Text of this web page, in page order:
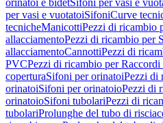
orinatoi e bidetSifoni per vasi e
per vasi e vuotatoiSifoniCurve
tecnicheManicottiPezzi di ricambio
allacciamentoPezzi di ricambio per
allacciamentoCannottiPezzi di
PVCPezzi di ricambio per
coperturaSifoni per orinatoiPezzi di
orinatoiSifoni per orinatoioPezzi di
orinatoioSifoni tubolariPezzi di
tubolariProlunghe del tubo di